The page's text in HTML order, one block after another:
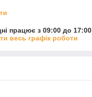
працює з 09:00 до 17:00
весь графік роботи